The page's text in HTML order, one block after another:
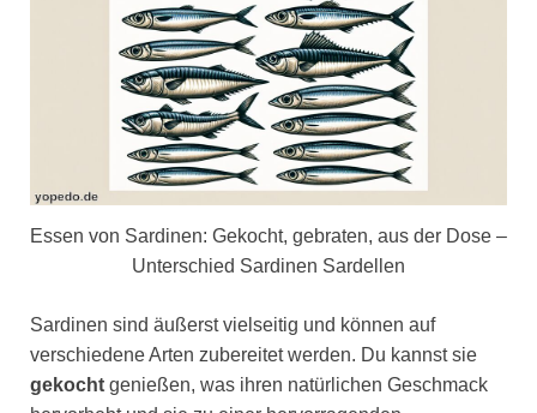
Essen von Sardinen: Gekocht, gebraten, aus der Dose –
Unterschied Sardinen Sardellen
Sardinen sind äußerst vielseitig und können auf
verschiedene Arten zubereitet werden. Du kannst sie
gekocht genießen, was ihren natürlichen Geschmack